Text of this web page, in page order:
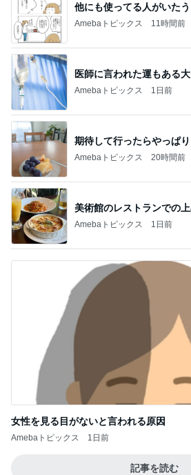
他にも使ってる人がいた
Amebaトピックス 11時間前
医師に言われた運もある
Amebaトピックス 1日前
期待して行ったらやっぱ
Amebaトピックス 20時間前
美術館のレストランでの
Amebaトピックス 1日前
女性を見る目がないと言われる原因
Amebaトピックス 1日前
記事を読む